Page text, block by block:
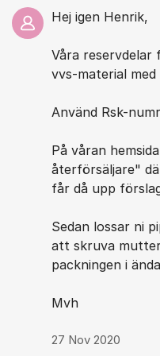
Hej igen Henrik,
Våra reservdelar
vvs-material
Använd Rsk-
På våran
återförsäljare"
får då upp
Sedan lossar ni
att skruva
packningen i
Mvh
27 Nov 2020